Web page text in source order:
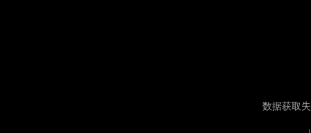
数据获取